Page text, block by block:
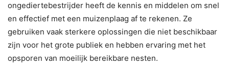
ongediertebestrijder heeft de kennis en middelen om snel
en effectief met een muizenplaag af te rekenen. Ze
gebruiken vaak sterkere oplossingen die niet beschikbaar
zijn voor het grote publiek en hebben ervaring met het
opsporen van moeilijk bereikbare nesten.